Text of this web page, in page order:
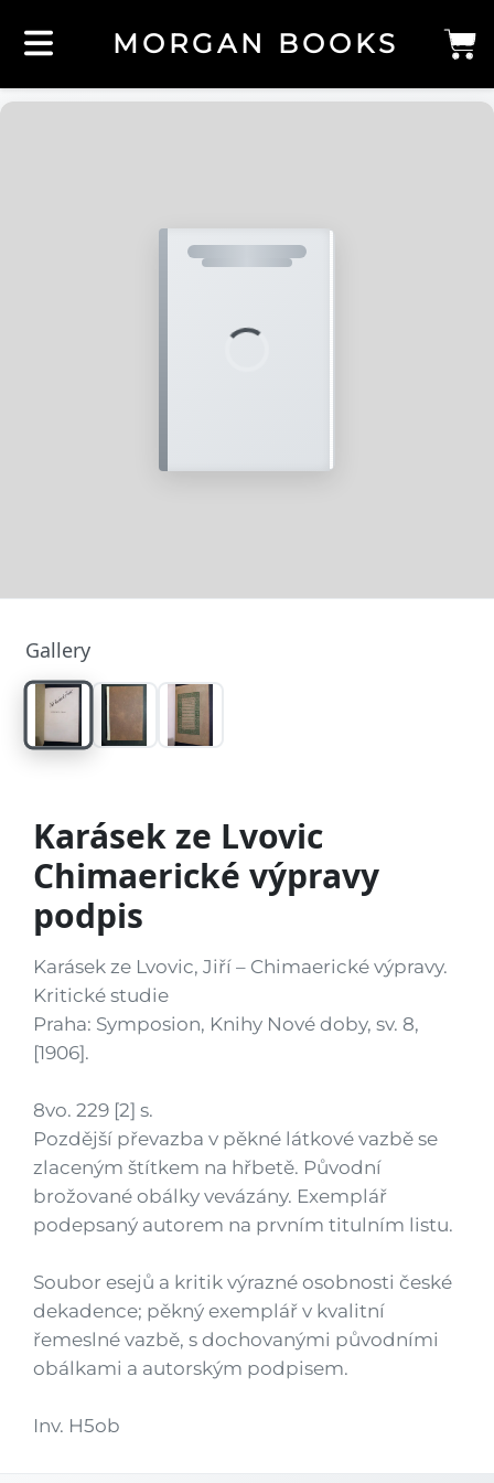
MORGAN BOOKS
Gallery
Karásek ze Lvovic
Chimaerické výpravy
podpis
Karásek ze Lvovic, Jiří – Chimaerické výpravy.
Kritické studie
Praha: Symposion, Knihy Nové doby, sv. 8,
[1906].
8vo. 229 [2] s.
Pozdější převazba v pěkné látkové vazbě se
zlaceným štítkem na hřbetě. Původní
brožované obálky vevázány. Exemplář
podepsaný autorem na prvním titulním listu.
Soubor esejů a kritik výrazné osobnosti české
dekadence; pěkný exemplář v kvalitní
řemeslné vazbě, s dochovanými původními
obálkami a autorským podpisem.
Inv. H5ob